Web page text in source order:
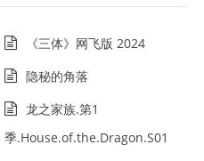
《三体》网飞版 2024
隐秘的角落
龙之家族.第1
季.House.of.the.Dragon.S01